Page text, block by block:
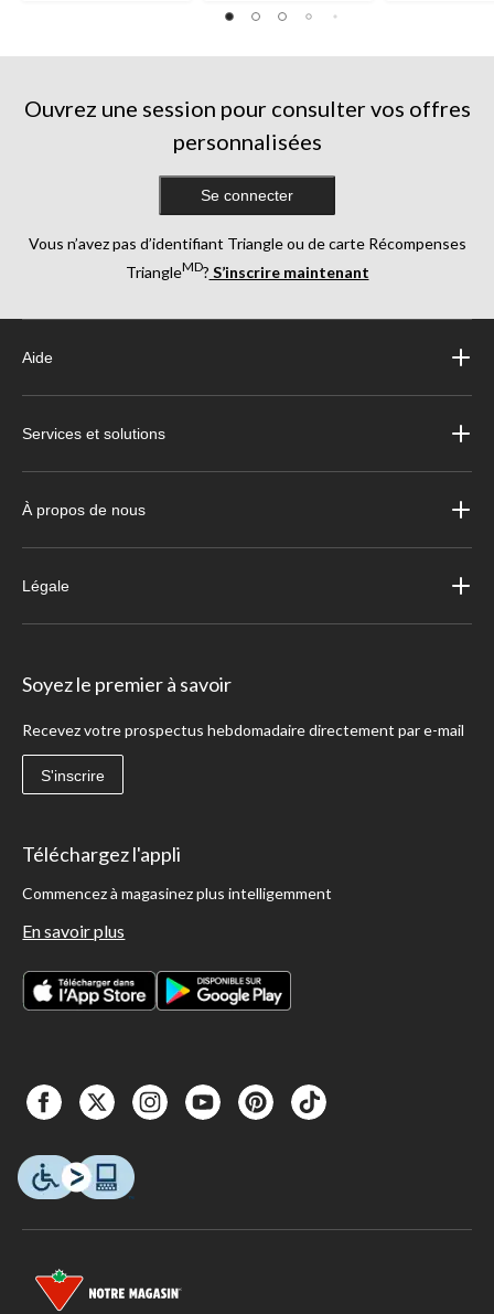
Ouvrez une session pour consulter vos offres
personnalisées
Se connecter
Vous n’avez pas d’identifiant Triangle ou de carte Récompenses
TriangleMD? S’inscrire maintenant
Aide
Services et solutions
À propos de nous
Légale
Soyez le premier à savoir
Recevez votre prospectus hebdomadaire directement par e-mail
S'inscrire
Téléchargez l'appli
Commencez à magasinez plus intelligemment
En savoir plus